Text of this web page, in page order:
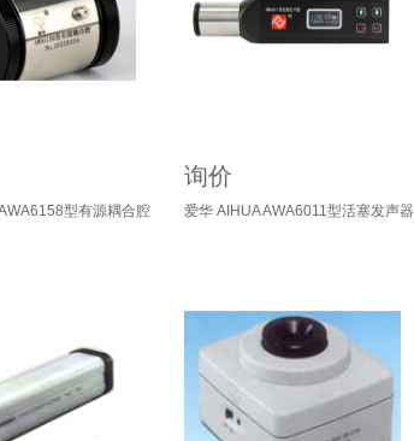
型有源耦合腔
询价
爱华 AIHUA AWA6011型活塞发声器